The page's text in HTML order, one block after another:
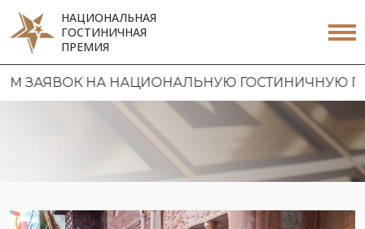
НАЦИОНАЛЬНАЯ
ГОСТИНИЧНАЯ
ПРЕМИЯ
НА НАЦИОНАЛЬНУЮ ГОСТИНИЧНУЮ